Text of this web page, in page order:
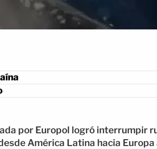
por Europol logró interrumpir
América Latina hacia Europa